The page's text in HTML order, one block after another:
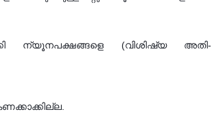
ന്യൂനപക്ഷങ്ങളെ (വിശിഷ്യ അതി-